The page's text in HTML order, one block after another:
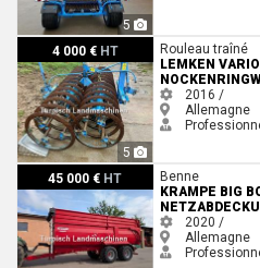
5
4 000 € HT
5
Lemken Vario Pack S 110 - WDP70 +
Rouleau traîné
LEMKEN
2016 /
Allemagne
45 000 € HT
Krampe Big Body 790 *MitBenne
KRAMPE BIG
2020 /
Allemagne